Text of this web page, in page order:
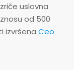
uslovna
od 500
izvršena Ceo